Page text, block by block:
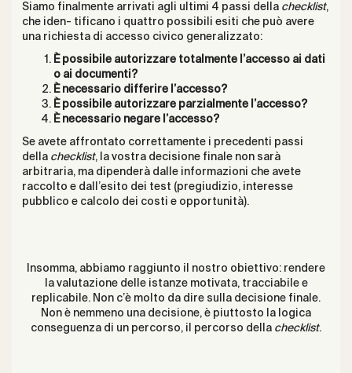
Siamo finalmente arrivati agli ultimi 4 passi della checklist,
che iden- tificano i quattro possibili esiti che può avere
una richiesta di accesso civico generalizzato:
È possibile autorizzare totalmente l’accesso ai dati
o ai documenti?
È necessario differire l’accesso?
È possibile autorizzare parzialmente l’accesso?
È necessario negare l’accesso?
Se avete affrontato correttamente i precedenti passi
della checklist, la vostra decisione finale non sarà
arbitraria, ma dipenderà dalle informazioni che avete
raccolto e dall’esito dei test (pregiudizio, interesse
pubblico e calcolo dei costi e opportunità).
Insomma, abbiamo raggiunto il nostro obiettivo: rendere
la valutazione delle istanze motivata, tracciabile e
replicabile. Non c’è molto da dire sulla decisione finale.
Non è nemmeno una decisione, è piuttosto la logica
conseguenza di un percorso, il percorso della checklist.